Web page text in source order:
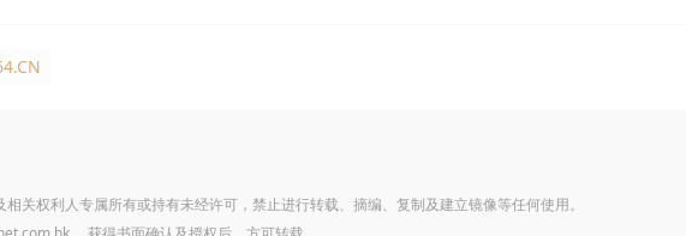
关权利人专属所有或持有未经许可，禁止进行转载、摘编、复制及建立镜像等任何使用。